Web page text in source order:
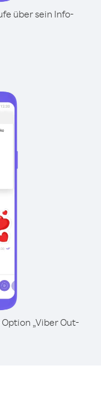
über sein Info-
„Viber Out-